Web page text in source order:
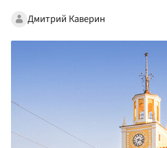
Дмитрий Каверин